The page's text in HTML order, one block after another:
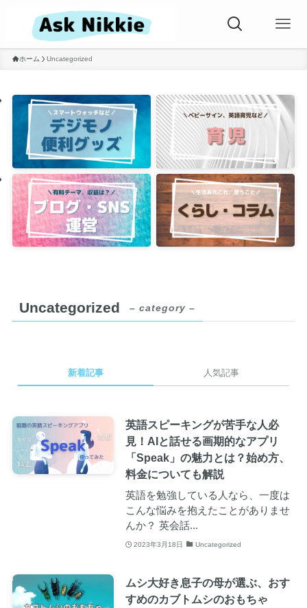
ホーム Uncategorized
Uncategorized – category –
新着記事 人気記事
英語スピーキングが苦手な人必
見！AIと話せる画期的なアプリ
「Speak」の魅力とは？始め方、
料金についても解説
英語を勉強している人なら、一度は
こんな悩みを抱えたことがありませ
んか？ 英会話...
2023年3月18日 Uncategorized
ムシ大好き息子の母が選ぶ、おす
すめのカブトムシのおもちゃ